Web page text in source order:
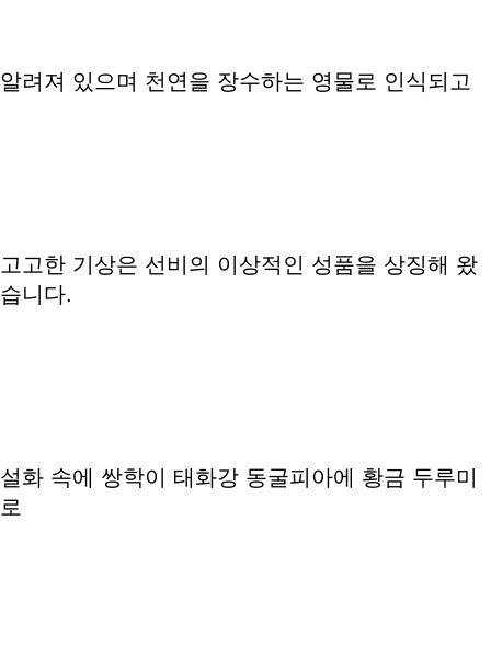
알려져 있으며 천연을 장수하는 영물로 인식되고
고고한 기상은 선비의 이상적인 성품을 상징해 왔
습니다.
설화 속에 쌍학이 태화강 동굴피아에 황금 두루미
로